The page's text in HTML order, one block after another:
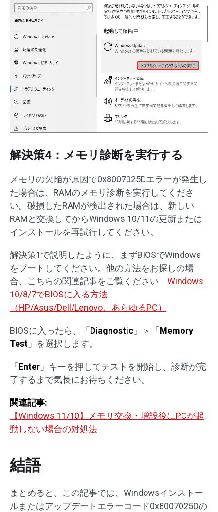
解決策4：メモリ診断を実行する
メモリの欠陥が原因で0x8007025Dエラーが発生し
た場合は、RAMのメモリ診断を実行してくださ
い。破損したRAMが検出された場合は、新しい
RAMと交換してからWindows 10/11の更新または
インストールを再試行してください。
解決策1で説明したように、まずBIOSでWindows
をブートしてください。他の方法をお探しの場
合、こちらの関連記事をご覧ください： Windows
10/8/7でBIOSに入る方法
（HP/Asus/Dell/Lenovo、あらゆるPC）
BIOSに入ったら、「 Diagnostic 」＞「 Memory
Test 」を選択します。
「 Enter 」キーを押してテストを開始し、診断が完
了するまで気長にお待ちください。
関連記事:
【Windows 11/10】メモリ交換・増設後にPCが起
動しない場合の対処法
結語
まとめると、この記事では、Windowsインストー
ルまたはアップデートエラーコード0x8007025Dの